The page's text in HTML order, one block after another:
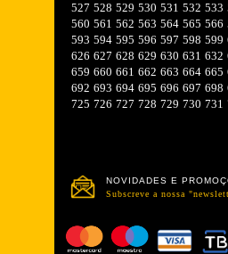
527 528 529 530 531 532 533
560 561 562 563 564 565 566
593 594 595 596 597 598 599
626 627 628 629 630 631 632
659 660 661 662 663 664 665
692 693 694 695 696 697 698
725 726 727 728 729 730 731
NOVIDADES E
Subscreve a nossa